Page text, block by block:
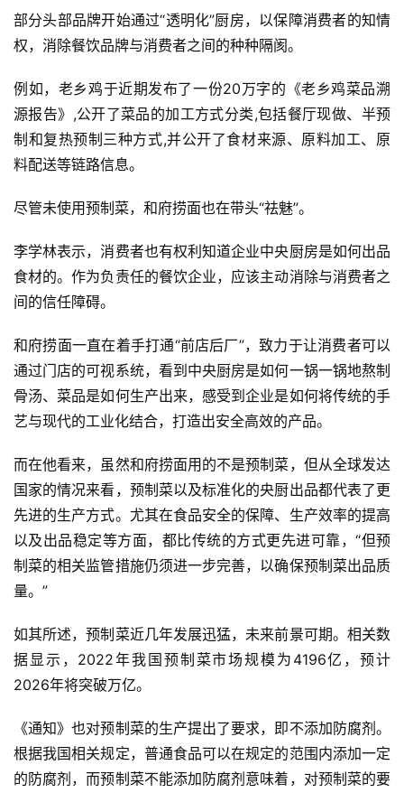
部分头部品牌开始通过“透明化”厨房，以保障消费者的知情
权，消除餐饮品牌与消费者之间的种种隔阂。
例如，老乡鸡于近期发布了一份20万字的《老乡鸡菜品溯
源报告》,公开了菜品的加工方式分类,包括餐厅现做、半预
制和复热预制三种方式,并公开了食材来源、原料加工、原
料配送等链路信息。
尽管未使用预制菜，和府捞面也在带头“祛魅”。
李学林表示，消费者也有权利知道企业中央厨房是如何出品
食材的。作为负责任的餐饮企业，应该主动消除与消费者之
间的信任障碍。
和府捞面一直在着手打通“前店后厂”，致力于让消费者可以
通过门店的可视系统，看到中央厨房是如何一锅一锅地熬制
骨汤、菜品是如何生产出来，感受到企业是如何将传统的手
艺与现代的工业化结合，打造出安全高效的产品。
而在他看来，虽然和府捞面用的不是预制菜，但从全球发达
国家的情况来看，预制菜以及标准化的央厨出品都代表了更
先进的生产方式。尤其在食品安全的保障、生产效率的提高
以及出品稳定等方面，都比传统的方式更先进可靠，“但预
制菜的相关监管措施仍须进一步完善，以确保预制菜出品质
量。”
如其所述，预制菜近几年发展迅猛，未来前景可期。相关数
据显示，2022年我国预制菜市场规模为4196亿，预计
2026年将突破万亿。
《通知》也对预制菜的生产提出了要求，即不添加防腐剂。
根据我国相关规定，普通食品可以在规定的范围内添加一定
的防腐剂，而预制菜不能添加防腐剂意味着，对预制菜的要